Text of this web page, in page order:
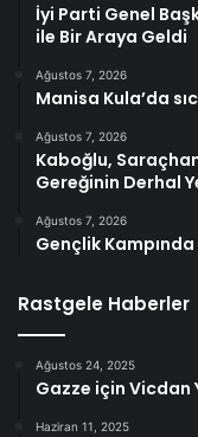
İyi Parti Genel
ile Bir Araya Geldi
Ağustos 7, 2026
Manisa Kula’da
Ağustos 7, 2026
Kaboğlu,
Gereğinin Derhal
Ağustos 7, 2026
Gençlik
Rastgele Haberler
Ağustos 24, 2025
Gazze için Vicdan
Haziran 11, 2025